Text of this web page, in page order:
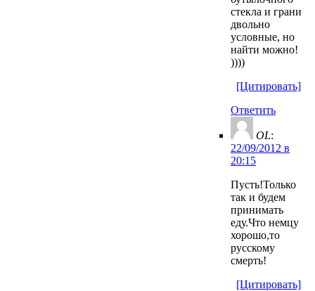
стекла и грани
двольно
условные, но
найти можно!
))))
[Цитировать]
Ответить
OL:
22/09/2012 в
20:15
Пусть!Только
так и будем
принимать
еду.Что немцу
хорошо,то
русскому
смерть!
[Цитировать]